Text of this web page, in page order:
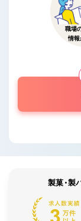
職場
情報
製菓・製